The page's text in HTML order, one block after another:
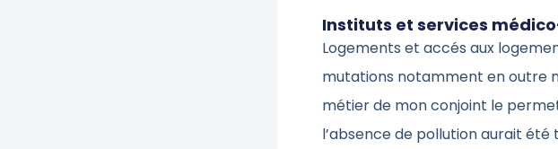
Instituts et services
Logements et accés aux
mutations notamment en outre
métier de mon conjoint le
l’absence de pollution aurait